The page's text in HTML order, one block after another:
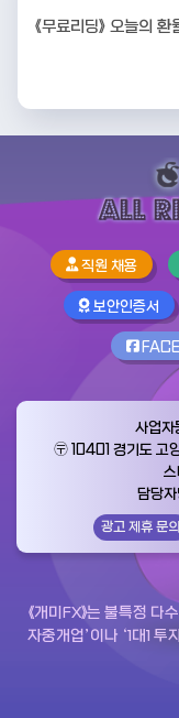
《무료리딩》 오늘의
직원 채용
보안인증서
사업
〶 10401 경기도 고
담당
광고 제휴 문의
《개미FX》는 불특정
자중개업’이나 ‘1대1